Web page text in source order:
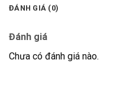
ĐÁNH GIÁ (0)
Đánh giá
Chưa có đánh giá nào.